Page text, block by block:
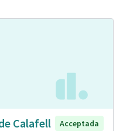
Calafell
Acceptada